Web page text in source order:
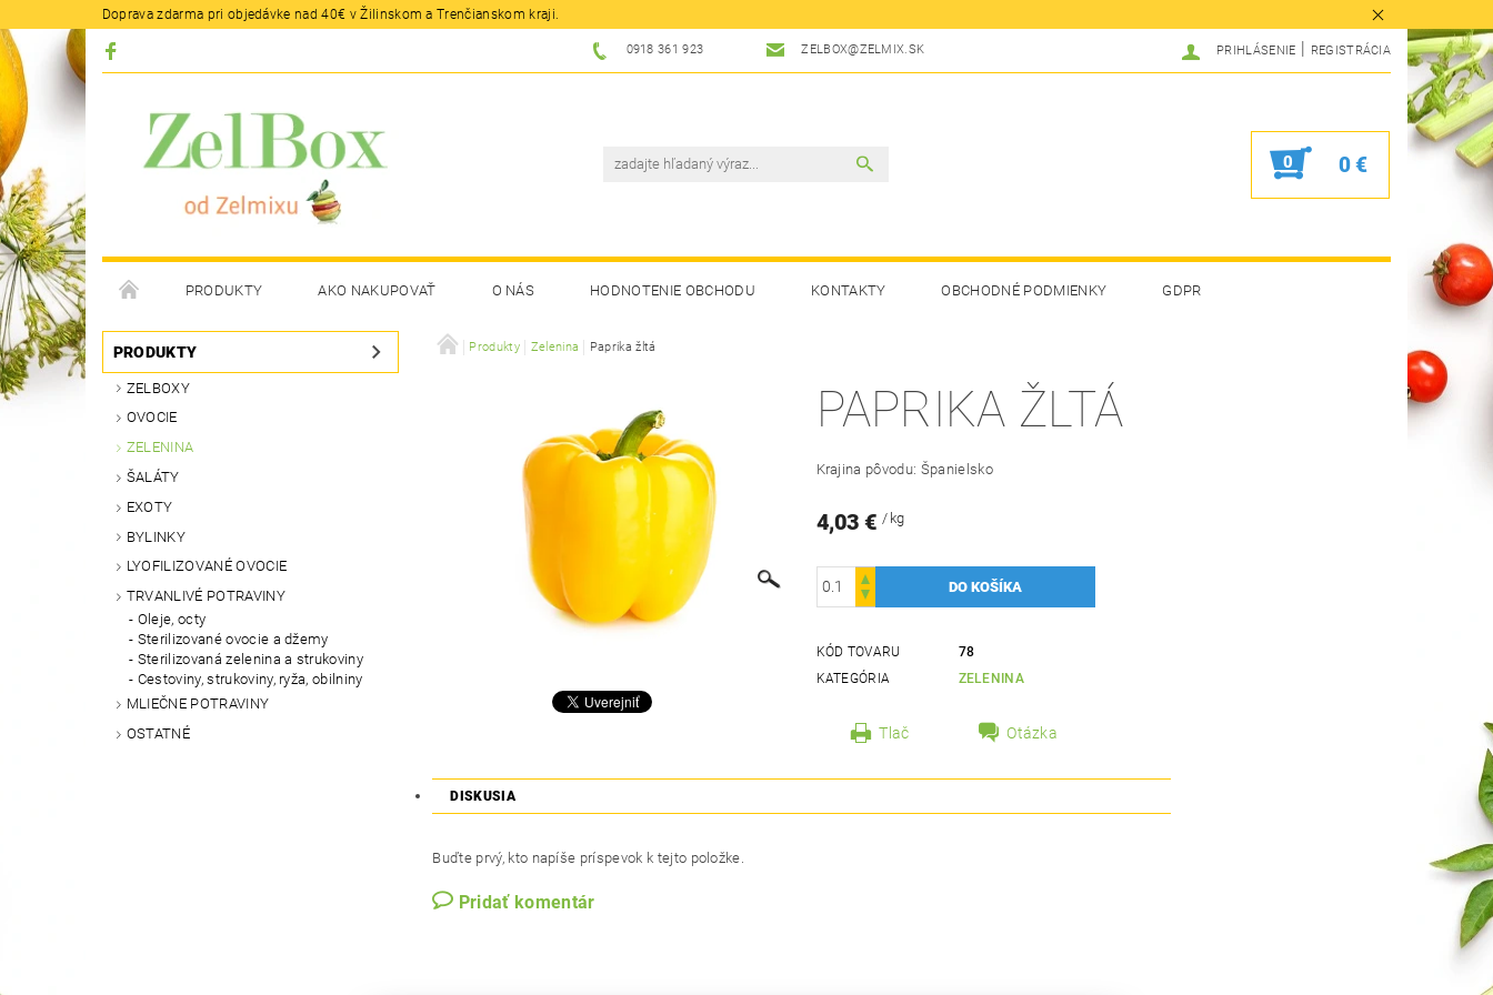
Doprava zdarma pri objedávke nad 40€ v Žilinskom a Trenčianskom kraji.
0918 361 923 ZELBOX@ZELMIX.SK PRIHLÁSENIE REGISTRÁCIA
0 0 €
PRODUKTY AKO NAKUPOVAŤ O NÁS HODNOTENIE OBCHODU KONTAKTY OBCHODNÉ PODMIENKY GDPR
PRODUKTY
ZELBOXY
OVOCIE
ZELENINA
ŠALÁTY
EXOTY
BYLINKY
LYOFILIZOVANÉ OVOCIE
TRVANLIVÉ POTRAVINY
Oleje, octy
Sterilizované ovocie a džemy
Sterilizovaná zelenina a strukoviny
Cestoviny, strukoviny, ryža, obilniny
MLIEČNE POTRAVINY
OSTATNÉ
Produkty Zelenina Paprika žltá
PAPRIKA ŽLTÁ
Krajina pôvodu: Španielsko
4,03 €/ kg
KÓD TOVARU
78
KATEGÓRIA
ZELENINA
Tlač Otázka
DISKUSIA
Buďte prvý, kto napíše príspevok k tejto položke.
Pridať komentár